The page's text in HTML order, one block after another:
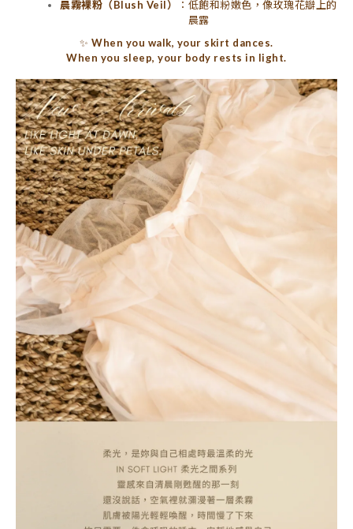
晨霧裸粉（Blush Veil）
：低飽和粉嫩色，像玫瑰花瓣上的
晨露
✨ When you walk, your skirt dances.
When you sleep, your body rests in light.